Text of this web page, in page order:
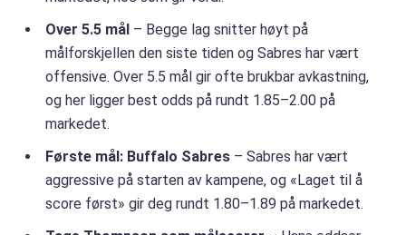
Over 5.5 mål – Begge lag snitter høyt på
målforskjellen den siste tiden og Sabres har vært
offensive. Over 5.5 mål gir ofte brukbar avkastning,
og her ligger best odds på rundt 1.85–2.00 på
markedet.
Første mål: Buffalo Sabres – Sabres har vært
aggressive på starten av kampene, og «Laget til å
score først» gir deg rundt 1.80–1.89 på markedet.